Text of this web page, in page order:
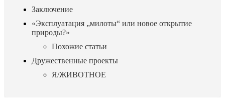
Заключение
«Эксплуатация „милоты“ или новое открытие
природы?»
Похожие статьи
Дружественные проекты
Я/ЖИВОТНОЕ